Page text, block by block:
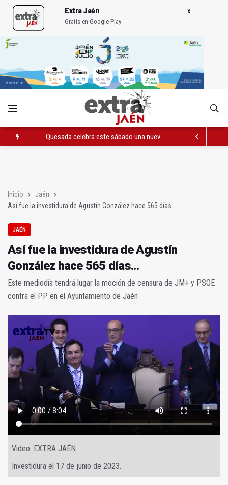
Extra Jaén
Gratis en Google Play
Quesada celebra este sábado una nueva jornada de Orgullo
Inicio
Jaén
Así fue la investidura de Agustín González hace 565 días...
JAÉN
Así fue la investidura de Agustín
González hace 565 días...
Este mediodía tendrá lugar la moción de censura de JM+ y PSOE
contra el PP en el Ayuntamiento de Jaén
Video: EXTRA JAÉN
Investidura el 17 de junio de 2023.